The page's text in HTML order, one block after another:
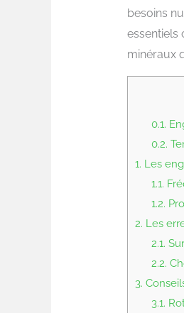
besoins
essentiels
minéraux
0.1.
0.2.
1. Les
1.1.
1.2.
2. Les
2.1.
2.2.
3.
3.1.